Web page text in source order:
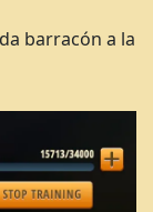
barracón a la